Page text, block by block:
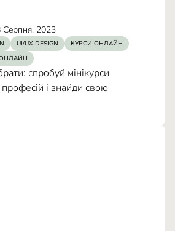
Серпня, 2023
UI/UX DESIGN
КУРСИ ОНЛАЙН
спробуй мінікурси
і знайди свою